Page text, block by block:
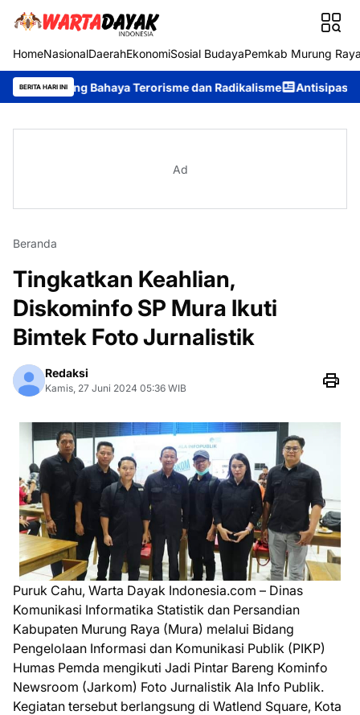
HomeNasionalDaerahEkonomiSosial BudayaPemkab Murung
BERITA HARI INI
Bahaya Terorisme dan Radikalisme Antisipasi Karhutla,
Ad
Beranda
Tingkatkan Keahlian,
Diskominfo SP Mura Ikuti
Bimtek Foto Jurnalistik
Redaksi
Kamis, 27 Juni 2024 05:36 WIB
Puruk Cahu, Warta Dayak Indonesia.com – Dinas
Komunikasi Informatika Statistik dan Persandian
Kabupaten Murung Raya (Mura) melalui Bidang
Pengelolaan Informasi dan Komunikasi Publik (PIKP)
Humas Pemda mengikuti Jadi Pintar Bareng Kominfo
Newsroom (Jarkom) Foto Jurnalistik Ala Info Publik.
Kegiatan tersebut berlangsung di Watlend Square, Kota